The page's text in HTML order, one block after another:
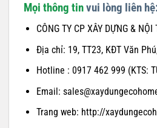
Mọi thông tinvui lòng liên
CÔNG TY CP XÂY DỰNG & NỘI
Địa chỉ: 19, TT23, KĐT Văn
Hotline : 0917 462 999 (KTS:
Email:
Trang web: http://